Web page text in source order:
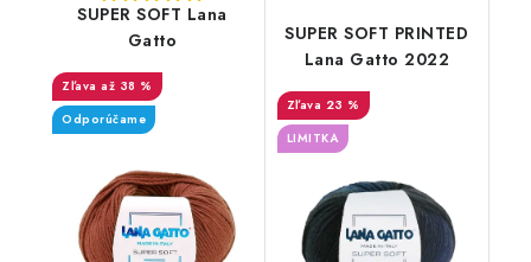
SUPER SOFT Lana
Gatto
až 38 %
Odporúčame
SUPER SOFT PRINTED
Lana Gatto 2022
23 %
LIMITKA